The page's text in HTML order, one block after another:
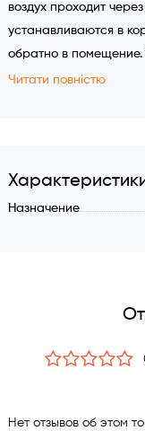
воздух проходит
устанавливаются в
обратно в
активированным
Читати повністю
Назначение
Нет отзывов об этом